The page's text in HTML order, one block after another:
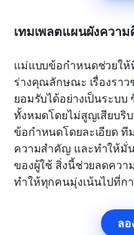
เทมเพลตแผนผังควา
แม่แบบข้อกำหนดช่วยใ
ร่างคุณลักษณะ เรื่องรา
ยอมรับได้อย่างเป็นระบ
ทั้งหมดโดยไม่สูญเสียบริ
ข้อกำหนดโดยละเอียด ที
ความสำคัญ และทำให้มั่
ของผู้ใช้ สิ่งนี้ช่วยลดคว
ทำให้ทุกคนมุ่งเน้นไปที่ก
ล